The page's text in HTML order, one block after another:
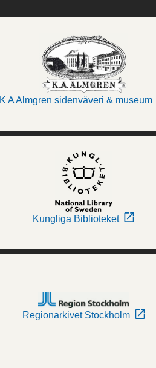
K A Almgren sidenväveri & museum
Kungliga Biblioteket
Regionarkivet Stockholm